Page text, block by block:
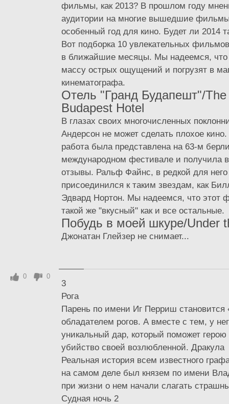
фильмы, как 2013? В прошлом году
аудитории на многие вышедшие
особенный год для кино. Будет ли 2014
Вот подборка 10 увлекательных
в ближайшие месяцы. Мы надеемся, что
массу острых ощущений и погрузят в
кинематографа.
Отель "Гранд Будапешт"/
Budapest Hotel
В глазах своих многочисленных
Андерсон не может сделать плохое
работа была представлена на 63-м
международном фестивале и получила
отзывы. Ральф Файнс, в редкой для
присоединился к таким звездам, как
Эдвард Нортон. Мы надеемся, что этот
такой же "вкусный" как и все остальные.
Побудь в моей шкуре/Under
Джонатан Глейзер не снимает...
3
Рога
Парень по имени Иг Перриш становится
обладателем рогов. А вместе с тем, у
уникальный дар, который поможет герою
убийство своей возлюбленной. Дракула
Реальная история всем известного
на самом деле был князем по имени
при жизни о нем начали слагать
Судная ночь 2
0 0